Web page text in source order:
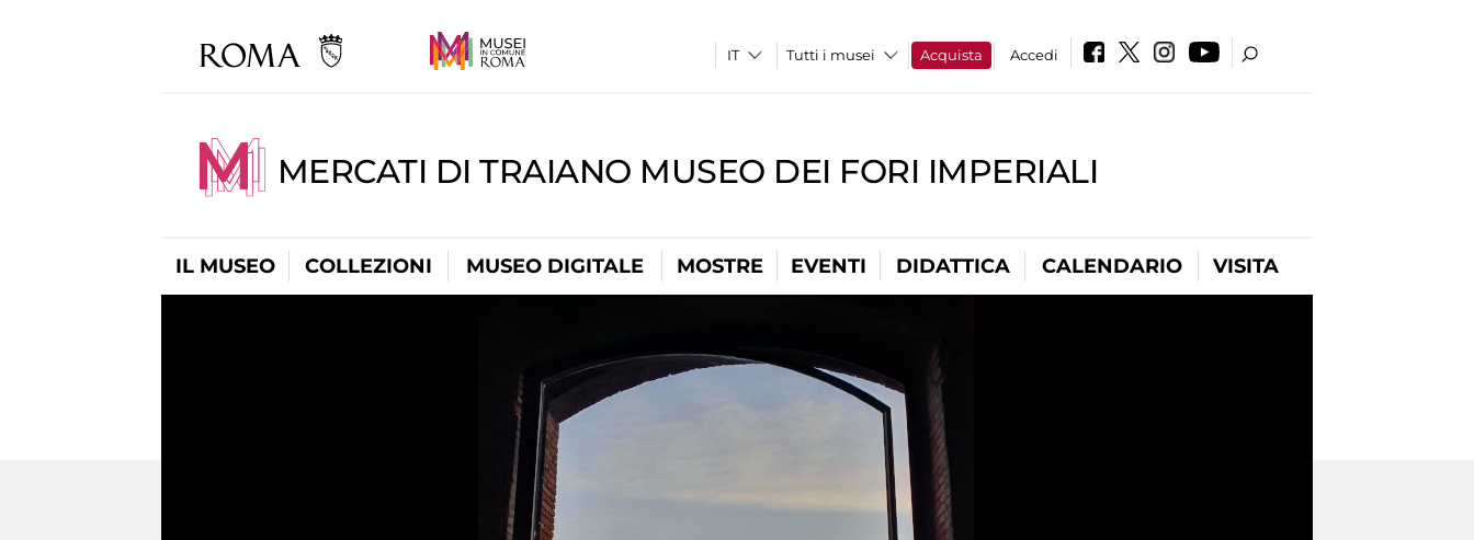
Tutti i musei Acquista Accedi
MERCATI DI TRAIANO MUSEO DEI FORI IMPERIALI
IL MUSEO COLLEZIONI MUSEO DIGITALE MOSTRE EVENTI DIDATTICA CALENDARIO VISITA